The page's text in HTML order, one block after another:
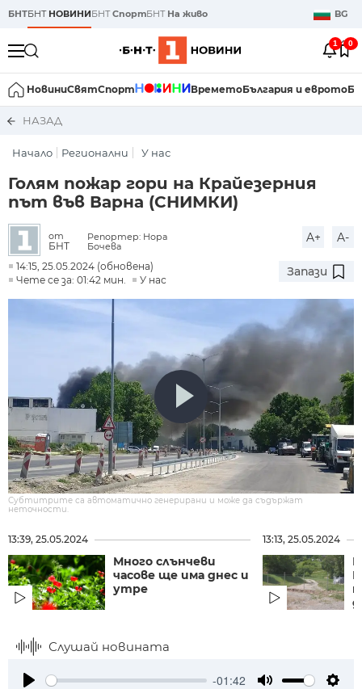
БНТБНТ НОВИНИБНТСпортБНТ На живо BG
1 0
НовиниСвятСпорт ВреметоБългария и еврото
НАЗАД
Начало Регионални У нас
Голям пожар гори на Крайезерния
път във Варна (СНИМКИ)
от
БНТ
Репортер: Нора
Бочева
A+ A-
14:15, 25.05.2024 (обновена)
Чете се за: 01:42 мин.
У нас
Запази
Субтитрите са автоматично генерирани и може да съдържат
неточности.
13:39, 25.05.2024
Много слънчеви
часове ще има днес и
утре
13:13, 25.05.2024
Слушай новината
-01:42